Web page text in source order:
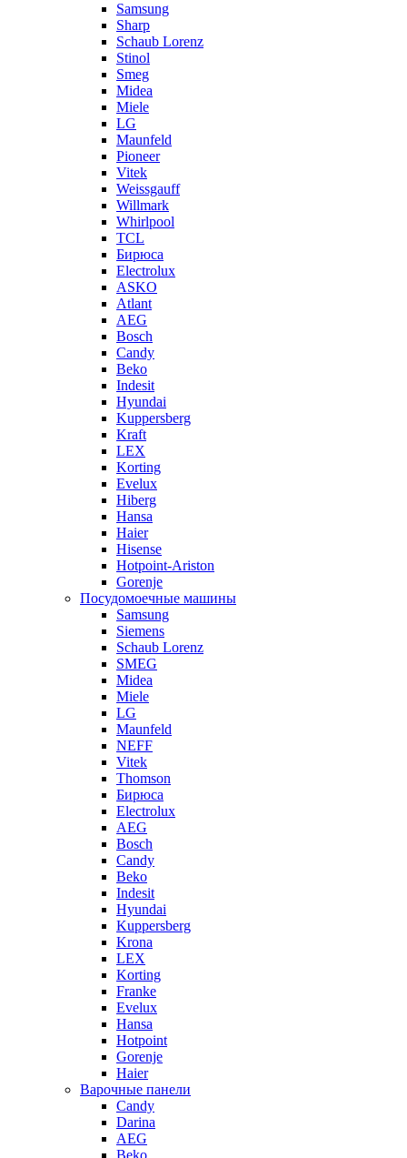
Samsung
Sharp
Schaub Lorenz
Stinol
Smeg
Midea
Miele
LG
Maunfeld
Pioneer
Vitek
Weissgauff
Willmark
Whirlpool
TCL
Бирюса
Electrolux
ASKO
Atlant
AEG
Bosch
Candy
Beko
Indesit
Hyundai
Kuppersberg
Kraft
LEX
Korting
Evelux
Hiberg
Hansa
Haier
Hisense
Hotpoint-Ariston
Gorenje
Посудомоечные машины
Samsung
Siemens
Schaub Lorenz
SMEG
Midea
Miele
LG
Maunfeld
NEFF
Vitek
Thomson
Бирюса
Electrolux
AEG
Bosch
Candy
Beko
Indesit
Hyundai
Kuppersberg
Krona
LEX
Korting
Franke
Evelux
Hansa
Hotpoint
Gorenje
Haier
Варочные панели
Candy
Darina
AEG